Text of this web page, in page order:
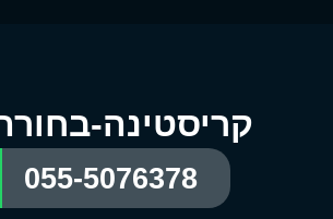
קריסטינה-
055-5076378